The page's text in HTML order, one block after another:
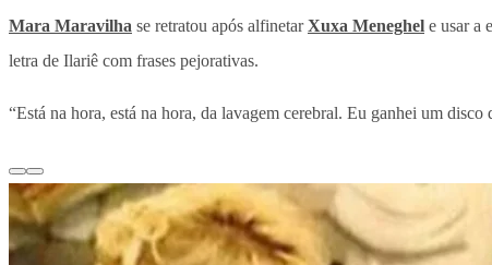
Mara Maravilha se retratou após alfinetarXuxa Meneghel e usar a
letra de Ilariê com frases pejorativas.
“Está na hora, está na hora, da lavagem cerebral. Eu ganhei um